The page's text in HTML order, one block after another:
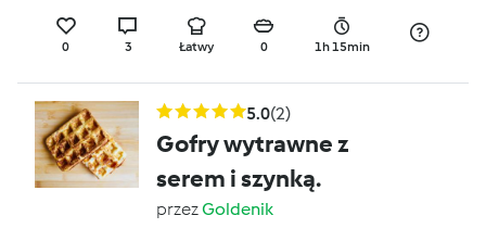
0 3 Łatwy 0 1h 15min
5.0(2)
Gofry wytrawne z
serem i szynką.
przezGoldenik